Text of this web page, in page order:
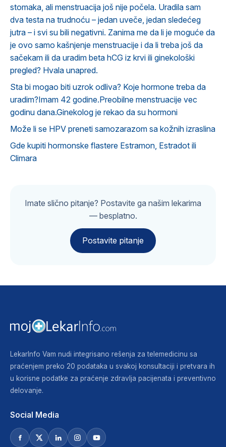
stomaka, ali menstruacija još nije počela. Uradila sam
dva testa na trudnoću – jedan uveče, jedan sledećeg
jutra – i svi su bili negativni. Zanima me da li je moguće da
je ovo samo kašnjenje menstruacije i da li treba još da
sačekam ili da uradim beta hCG iz krvi ili ginekološki
pregled? Hvala unapred.
Sta bi mogao biti uzrok odliva? Koje hormone treba da
uradim?Imam 42 godine.Preobilne menstruacije vec
godinu dana.Ginekolog je rekao da su hormoni
Može li se HPV preneti samozarazom sa kožnih izraslina
Gde kupiti hormonske flastere Estramon, Estradot ili
Climara
Imate slično pitanje? Postavite ga našim lekarima
— besplatno.
Postavite pitanje
LekarInfo Vam nudi integrisano rešenja za telemedicinu sa
praćenjem preko 20 podataka u svakoj konsultaciji i pretvara ih
u korisne podatke za praćenje zdravlja pacijenata i preventivno
delovanje.
Social Media